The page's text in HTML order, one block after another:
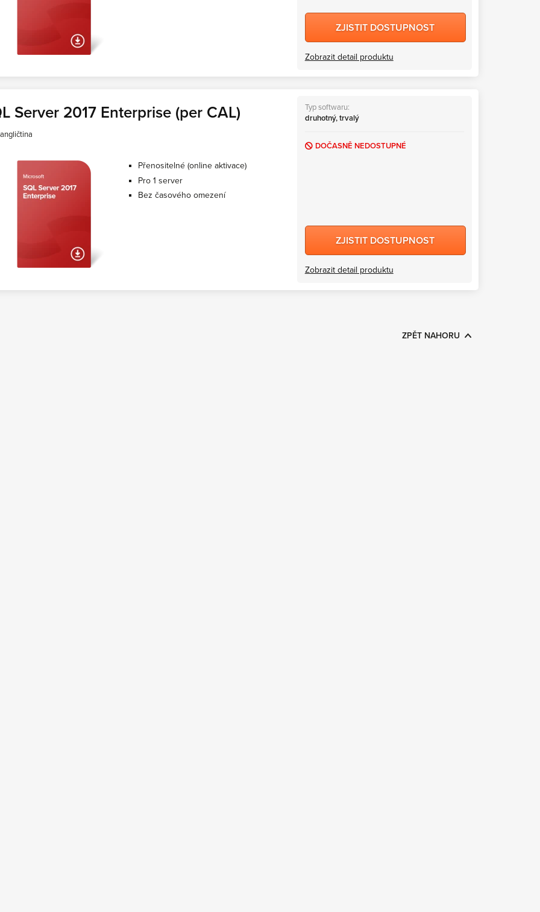
ZJISTIT DOSTUPNOST
Zobrazit detail produktu
Server 2017 Enterprise (per CAL)
angličtina
Přenositelné (online aktivace)
Pro 1 server
Bez časového omezení
Typ softwaru:
druhotný, trvalý
DOČASNĚ NEDOSTUPNÉ
ZJISTIT DOSTUPNOST
Zobrazit detail produktu
ZPĚT NAHORU